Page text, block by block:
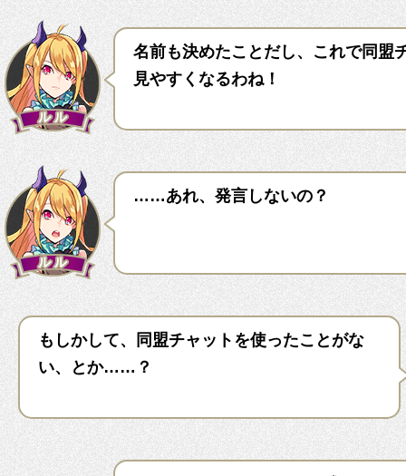
名前も決めたことだし、これで同盟
見やすくなるわね！
……あれ、発言しないの？
もしかして、同盟チャットを使ったことがな
い、とか……？